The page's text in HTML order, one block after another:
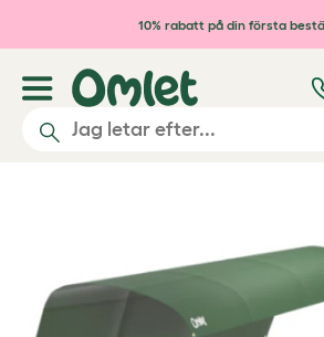
Hoppa till huvudinnehåll
10% rabatt på din första